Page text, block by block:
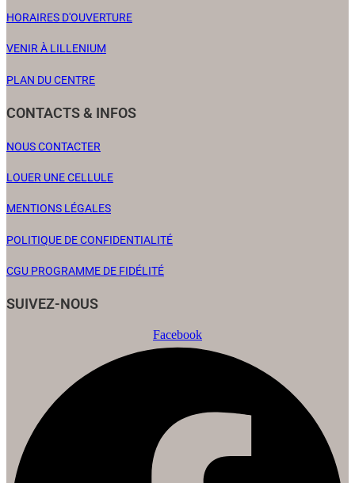
HORAIRES D'OUVERTURE
VENIR À LILLENIUM
PLAN DU CENTRE
CONTACTS & INFOS
NOUS CONTACTER
LOUER UNE CELLULE
MENTIONS LÉGALES
POLITIQUE DE CONFIDENTIALITÉ
CGU PROGRAMME DE FIDÉLITÉ
SUIVEZ-NOUS
Facebook